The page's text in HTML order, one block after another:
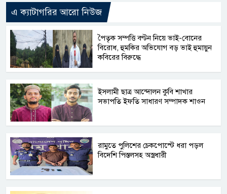
এ ক্যাটাগরির আরো নিউজ
পৈতৃক সম্পত্তি বণ্টন নিয়ে ভাই-বোনের
বিরোধ, হুমকির অভিযোগ বড় ভাই হুমায়ুন
কবিরের বিরুদ্ধে
ইসলামী ছাত্র আন্দোলন কুবি শাখার
সভাপতি ইফতি সাধারণ সম্পাদক শাওন
রামুতে পুলিশের চেকপোস্টে ধরা পড়ল
বিদেশি পিস্তলসহ অস্ত্রধারী